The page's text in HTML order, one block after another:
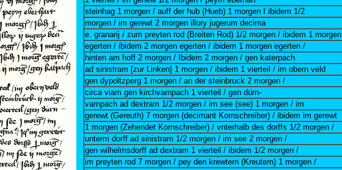
steinhag 1 morgen / auff der hub (Hueb) 1 morgen I ibidem 1/2
morgen / im gerewt 2 morgen illory jugerum decima
e. granarij / zum preyten rod (Breiten Rod) 1/2 morgen / ibidem 1 morgen
egerten / ibidem 2 morgen egerten / ibidem 1 morgen egerten /
hinten am hoff 2 morgen / Ibidem 2 morgen / gen katerpach
ad sinistram [zur Linken] 1 morgen / ibidem 1 vierteil / im obern veld
gen dypoltzperg 1 morgen / an der steinbruck 2 morgen /
circa viam gen kirchvarnpach 1 vierteil / gen dürn-
varnpach ad dextram 1/2 morgen / im see (see) 1 morgen / im
gerewt (Gereuth) 7 morgen (decimant Kornschreiber) / ibidem im gerewt
1 morgen (Zehendet Kornschreiber) / vnterhalb des dorffs 1/2 morgen /
unterm dorff ad sinistram 1/2 morgen / im see 2 morgen /
gen wilhelmsdorff ad dextram 1 vierteil / ibidem 1/2 morgen /
im preyten rod 7 morgen / pey den krewtern (Kreutern) 1 morgen /